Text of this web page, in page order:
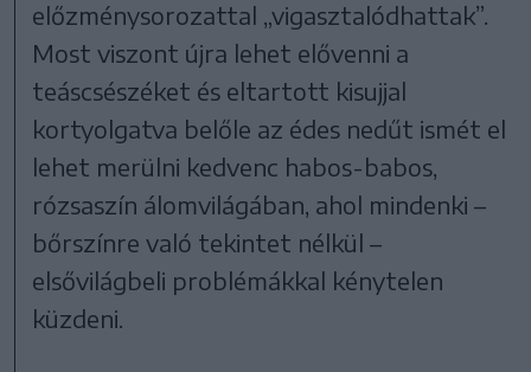
előzménysorozattal „vigasztalódhattak”.
Most viszont újra lehet elővenni a
teáscsészéket és eltartott kisujjal
kortyolgatva belőle az édes nedűt ismét el
lehet merülni kedvenc habos-babos,
rózsaszín álomvilágában, ahol mindenki –
bőrszínre való tekintet nélkül –
elsővilágbeli problémákkal kénytelen
küzdeni.